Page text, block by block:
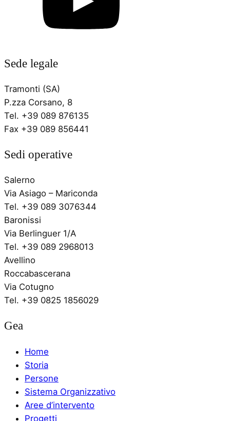
Sede legale
Tramonti (SA)
P.zza Corsano, 8
Tel. +39 089 876135
Fax +39 089 856441
Sedi operative
Salerno
Via Asiago – Mariconda
Tel. +39 089 3076344
Baronissi
Via Berlinguer 1/A
Tel. +39 089 2968013
Avellino
Roccabascerana
Via Cotugno
Tel. +39 0825 1856029
Gea
Home
Storia
Persone
Sistema Organizzativo
Aree d’intervento
Progetti